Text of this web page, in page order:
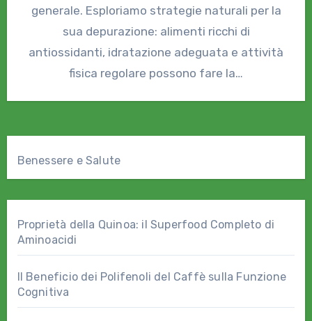
generale. Esploriamo strategie naturali per la
sua depurazione: alimenti ricchi di
antiossidanti, idratazione adeguata e attività
fisica regolare possono fare la…
Benessere e Salute
Proprietà della Quinoa: il Superfood Completo di
Aminoacidi
Il Beneficio dei Polifenoli del Caffè sulla Funzione
Cognitiva